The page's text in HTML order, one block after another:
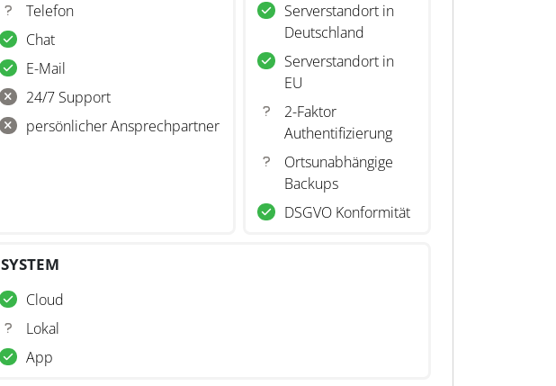
Telefon
Chat
E-Mail
24/7 Support
persönlicher Ansprechpartner
Serverstandort in
Deutschland
Serverstandort in
EU
2-Faktor
Authentifizierung
Ortsunabhängige
Backups
DSGVO Konformität
SYSTEM
Cloud
Lokal
App